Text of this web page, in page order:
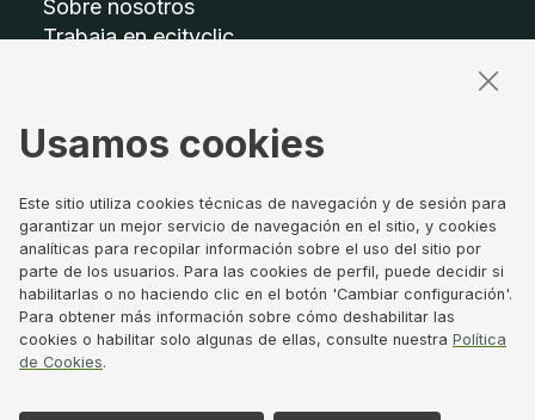
Sobre nosotros
Trabaja en ecityclic
Aviso legal
Política de privacidad
Política de Cookies
Canal de denuncias
Gobierno Corporativo
Usamos cookies
Este sitio utiliza cookies técnicas de navegación y de sesión para
garantizar un mejor servicio de navegación en el sitio, y cookies
analíticas para recopilar información sobre el uso del sitio por
parte de los usuarios. Para las cookies de perfil, puede decidir si
habilitarlas o no haciendo clic en el botón 'Cambiar configuración'.
Para obtener más información sobre cómo deshabilitar las
cookies o habilitar solo algunas de ellas, consulte nuestra Política
de Cookies.